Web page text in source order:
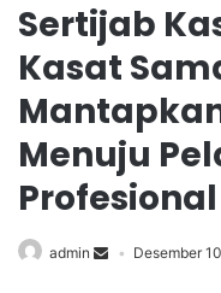
Sertijab
Kasat
Menuju
Profesional
admin Desember